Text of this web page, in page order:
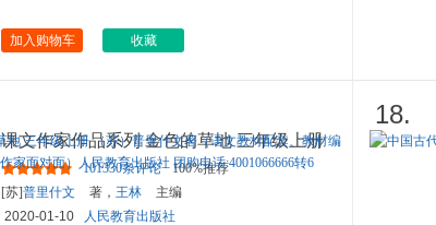
加入购物车 收藏
课文作家作品系列 金色的草地 三年级上册
（苏）普里什文著（语文...
101330条评论
100%推荐
[苏]普里什文 著， 王林
主编
2020-01-10
人民教育出版社
18.